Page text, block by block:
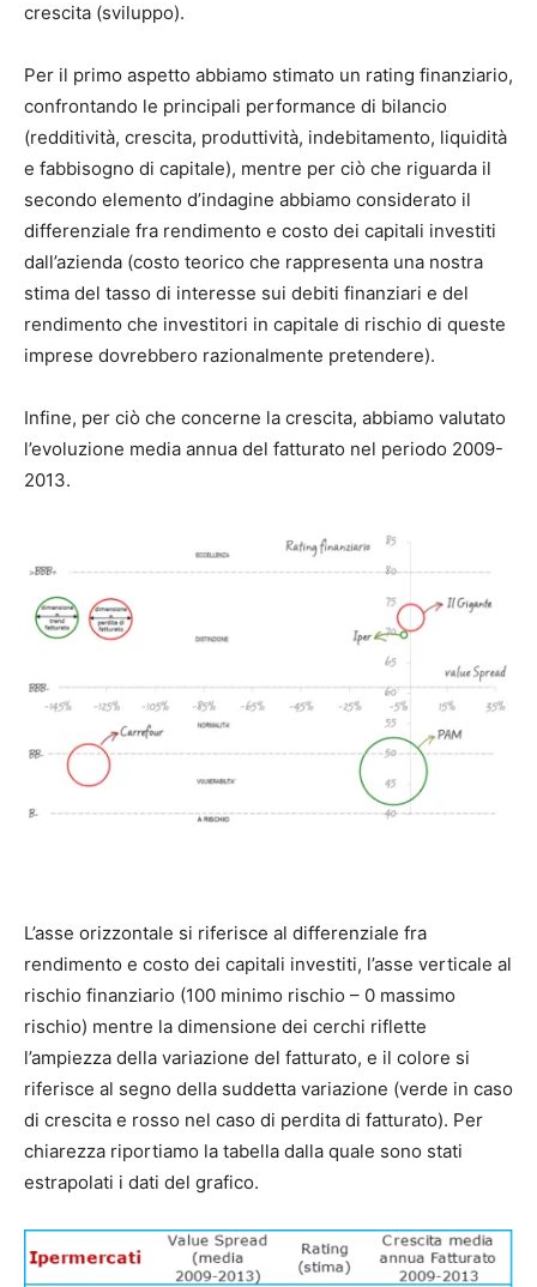
crescita (sviluppo).
Per il primo aspetto abbiamo stimato un rating finanziario,
confrontando le principali performance di bilancio
(redditività, crescita, produttività, indebitamento, liquidità
e fabbisogno di capitale), mentre per ciò che riguarda il
secondo elemento d’indagine abbiamo considerato il
differenziale fra rendimento e costo dei capitali investiti
dall’azienda (costo teorico che rappresenta una nostra
stima del tasso di interesse sui debiti finanziari e del
rendimento che investitori in capitale di rischio di queste
imprese dovrebbero razionalmente pretendere).
Infine, per ciò che concerne la crescita, abbiamo valutato
l’evoluzione media annua del fatturato nel periodo 2009-
2013.
L’asse orizzontale si riferisce al differenziale fra
rendimento e costo dei capitali investiti, l’asse verticale al
rischio finanziario (100 minimo rischio – 0 massimo
rischio) mentre la dimensione dei cerchi riflette
l’ampiezza della variazione del fatturato, e il colore si
riferisce al segno della suddetta variazione (verde in caso
di crescita e rosso nel caso di perdita di fatturato). Per
chiarezza riportiamo la tabella dalla quale sono stati
estrapolati i dati del grafico.